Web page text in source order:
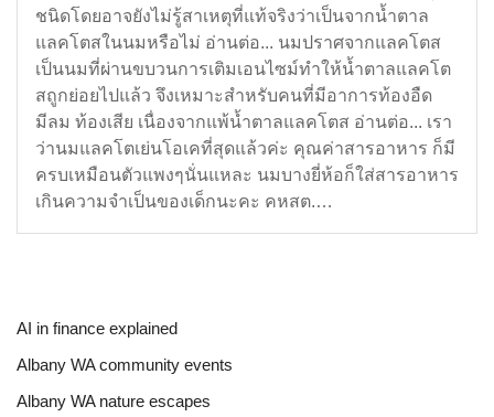
ชนิดโดยอาจยังไม่รู้สาเหตุที่แท้จริงว่าเป็นจากน้ำตาล
แลคโตสในนมหรือไม่ อ่านต่อ... นมปราศจากแลคโตส
เป็นนมที่ผ่านขบวนการเติมเอนไซม์ทำให้น้ำตาลแลคโต
สถูกย่อยไปแล้ว จึงเหมาะสำหรับคนที่มีอาการท้องอืด
มีลม ท้องเสีย เนื่องจากแพ้น้ำตาลแลคโตส อ่านต่อ... เรา
ว่านมแลคโตเย่นโอเคที่สุดแล้วค่ะ คุณค่าสารอาหาร ก็มี
ครบเหมือนตัวแพงๆนั่นแหละ นมบางยี่ห้อก็ใส่สารอาหาร
เกินความจำเป็นของเด็กนะคะ คหสต.…
AI in finance explained
Albany WA community events
Albany WA nature escapes